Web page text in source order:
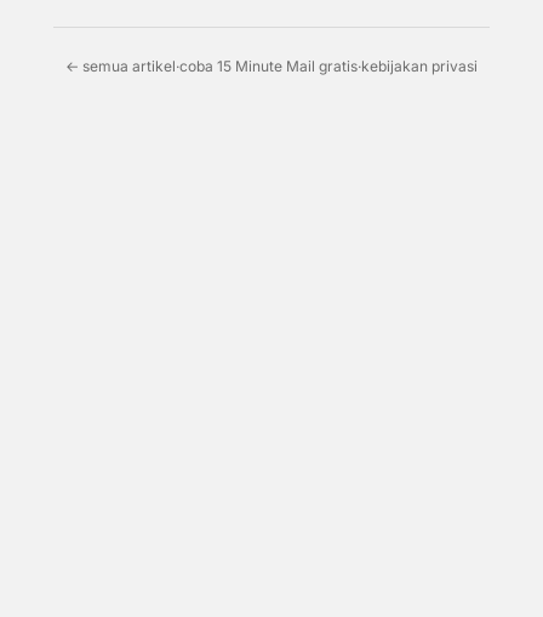
← semua artikel·coba 15 Minute Mail gratis·kebijakan privasi